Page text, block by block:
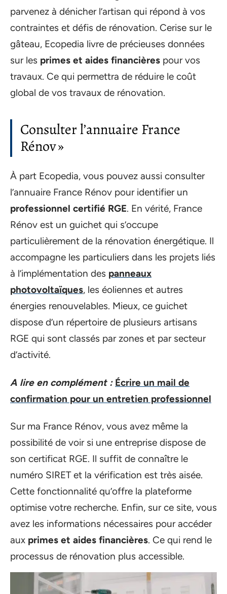
parvenez à dénicher l’artisan qui répond à vos
contraintes et défis de rénovation. Cerise sur le
gâteau, Ecopedia livre de précieuses données
sur les primes et aides financières pour vos
travaux. Ce qui permettra de réduire le coût
global de vos travaux de rénovation.
Consulter l’annuaire France
Rénov »
À part Ecopedia, vous pouvez aussi consulter
l’annuaire France Rénov pour identifier un
professionnel certifié RGE. En vérité, France
Rénov est un guichet qui s’occupe
particulièrement de la rénovation énergétique. Il
accompagne les particuliers dans les projets liés
à l’implémentation des panneaux
photovoltaïques, les éoliennes et autres
énergies renouvelables. Mieux, ce guichet
dispose d’un répertoire de plusieurs artisans
RGE qui sont classés par zones et par secteur
d’activité.
A lire en complément : Écrire un mail de
confirmation pour un entretien professionnel
Sur ma France Rénov, vous avez même la
possibilité de voir si une entreprise dispose de
son certificat RGE. Il suffit de connaître le
numéro SIRET et la vérification est très aisée.
Cette fonctionnalité qu’offre la plateforme
optimise votre recherche. Enfin, sur ce site, vous
avez les informations nécessaires pour accéder
aux primes et aides financières. Ce qui rend le
processus de rénovation plus accessible.